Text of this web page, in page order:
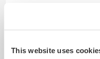
This website uses